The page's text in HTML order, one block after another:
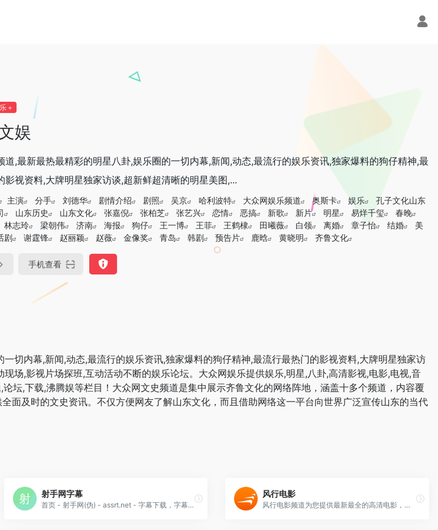
＋
娱
道,最新最热最精彩的明星八卦,娱乐圈的一切内幕,新闻,动态,最流行的娱乐资讯,独家爆料的狗仔精神,最
影视资料,大牌明星独家访谈,超新鲜超清晰的明星美图,...
主演 分手 刘德华 剧情介绍 剧照 吴京 哈利波特 大众网娱乐频道 奥斯卡 娱乐
孔子文化山东
山东历史 山东文化 张嘉倪 张柏芝 张艺兴 恋情 恶搞 新歌 新片 明星 易烊千玺
春晚
林志玲 梁朝伟 济南 海报 狗仔 王一博 王菲 王鹤棣 田曦薇 白领 离婚 章子怡 结婚
美
剧 谢霆锋 赵丽颖 赵薇 金像奖 青岛 韩剧 预告片 鹿晗 黄晓明 齐鲁文化
手机查看
切内幕,新闻,动态,最流行的娱乐资讯,独家爆料的狗仔精神,最流行最热门的影视资料,大牌明星独家访
场,影视片场探班,互动活动不断的娱乐论坛。大众网娱乐提供娱乐,明星,八卦,高清影视,电影,电视,音
坛,下载,沸腾娱等栏目！大众网文史频道是集中展示齐鲁文化的网络阵地，涵盖十多个频道，内容覆
面及时的文史资讯。不仅方便网友了解山东文化，而且借助网络这一平台向世界广泛宣传山东的当代
射手网字幕
首页 - 射手网(伪) - assrt.net - 字幕下载，字幕组，中文字幕，美剧字幕，英剧字幕，双语字幕，新番字幕
风行电影
风行电影频道为您提供最新最全的高清电影，支持免费在线观看和下载。风行网可高速流畅播放上万部电影、电视剧、动漫、综艺和直播栏目，每日更新，全球超过一亿两千万用户已经在使用了。